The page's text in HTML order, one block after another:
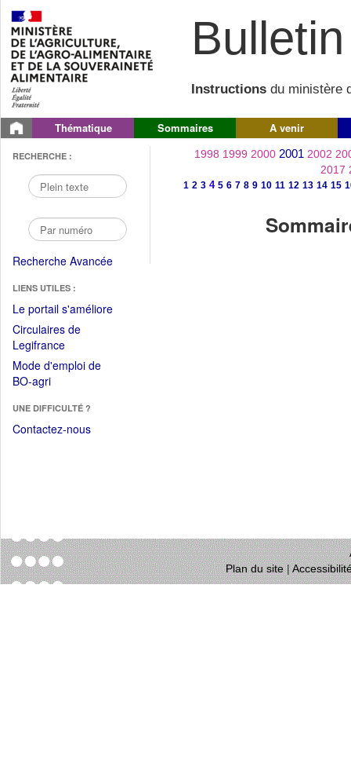
Instructions du ministère
Thématique Sommaires A venir
RECHERCHE :
Recherche Avancée
LIENS UTILES :
Le portail s'améliore(Fichier
Circulaires de
Legifrance(Ouvrir
dans
une
fenêtre)
Mode d'emploi de
BO-agri(Ouvrir
une
nouvelle
UNE DIFFICULTÉ ?
Contactez-nous
1998 1999 2000 2001 2002
2017
1 2 3 4 5 6 7 8 9 10 11 12 13 14 15
Plan du site|